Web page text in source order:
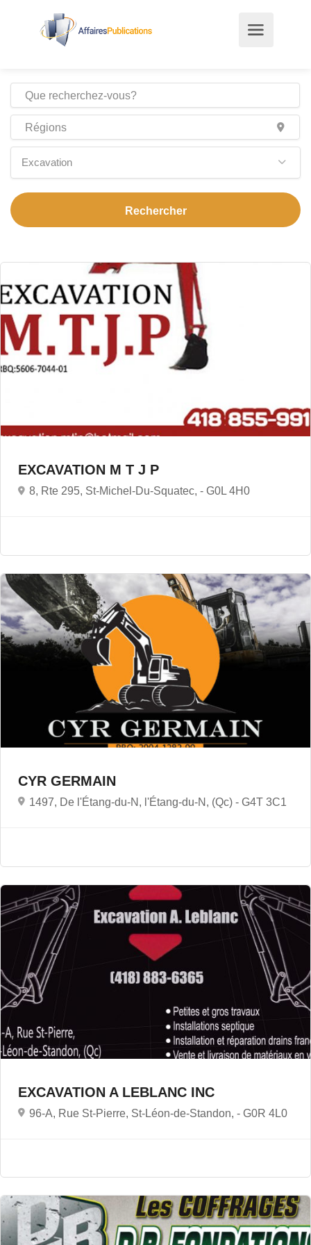
Excavation
EXCAVATION M T J P
8, Rte 295, St-Michel-Du-Squatec, - G0L 4H0
CYR GERMAIN
1497, De l'Étang-du-N, l'Étang-du-N, (Qc) - G4T 3C1
EXCAVATION A LEBLANC INC
96-A, Rue St-Pierre, St-Léon-de-Standon, - G0R 4L0